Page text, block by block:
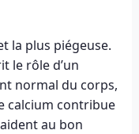
la plus piégeuse.
le rôle d’un
normal du corps,
calcium contribue
au bon